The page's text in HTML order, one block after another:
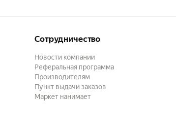
Сотрудничество
Новости компании
Реферальная программа
Производителям
Пункт выдачи заказов
Маркет нанимает